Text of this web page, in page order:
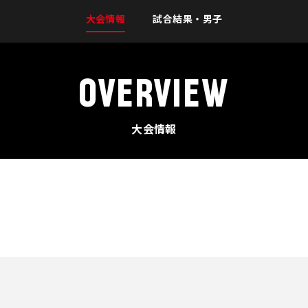
大会情報 試合結果・男子
OVERVIEW
大会情報